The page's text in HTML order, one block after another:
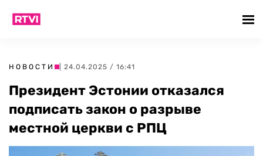
НОВОСТИ | 24.04.2025 / 16:41
Президент Эстонии отказался
подписать закон о разрыве
местной церкви с РПЦ